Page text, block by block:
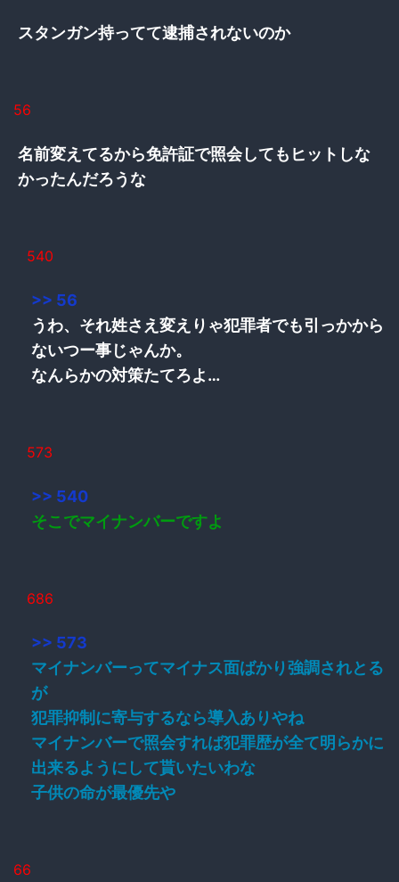
スタンガン持ってて逮捕されないのか
56
名前変えてるから免許証で照会してもヒットしな
かったんだろうな
540
>> 56
うわ、それ姓さえ変えりゃ犯罪者でも引っかから
ないつー事じゃんか。
なんらかの対策たてろよ…
573
>> 540
そこでマイナンバーですよ
686
>> 573
マイナンバーってマイナス面ばかり強調されとる
が
犯罪抑制に寄与するなら導入ありやね
マイナンバーで照会すれば犯罪歴が全て明らかに
出来るようにして貰いたいわな
子供の命が最優先や
66